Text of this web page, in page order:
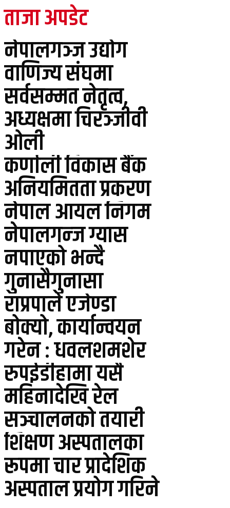
ताजा अपडेट
नेपालगञ्ज उद्योग
वाणिज्य संघमा
सर्वसम्मत नेतृत्व,
अध्यक्षमा चिरञ्जीवी
ओली
कर्णाली विकास बैंक
अनियमितता प्रकरण
नेपाल आयल निगम
नेपालगन्ज ग्यास
नपाएको भन्दै
गुनासैगुनासा
राप्रपाले एजेण्डा
बोक्यो, कार्यान्वयन
गरेन : धवलशमशेर
रुपईडीहामा यसै
महिनादेखि रेल
सञ्चालनको तयारी
शिक्षण अस्पतालका
रूपमा चार प्रादेशिक
अस्पताल प्रयोग गरिने